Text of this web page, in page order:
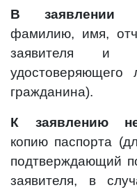
В заявлении
фамилию, имя,
заявителя и
удостоверяющего
гражданина).
К заявлению
копию паспорта
подтверждающий
заявителя, в